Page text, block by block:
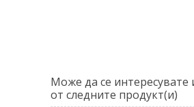
Може да се интересувате
от следните продукт(и)